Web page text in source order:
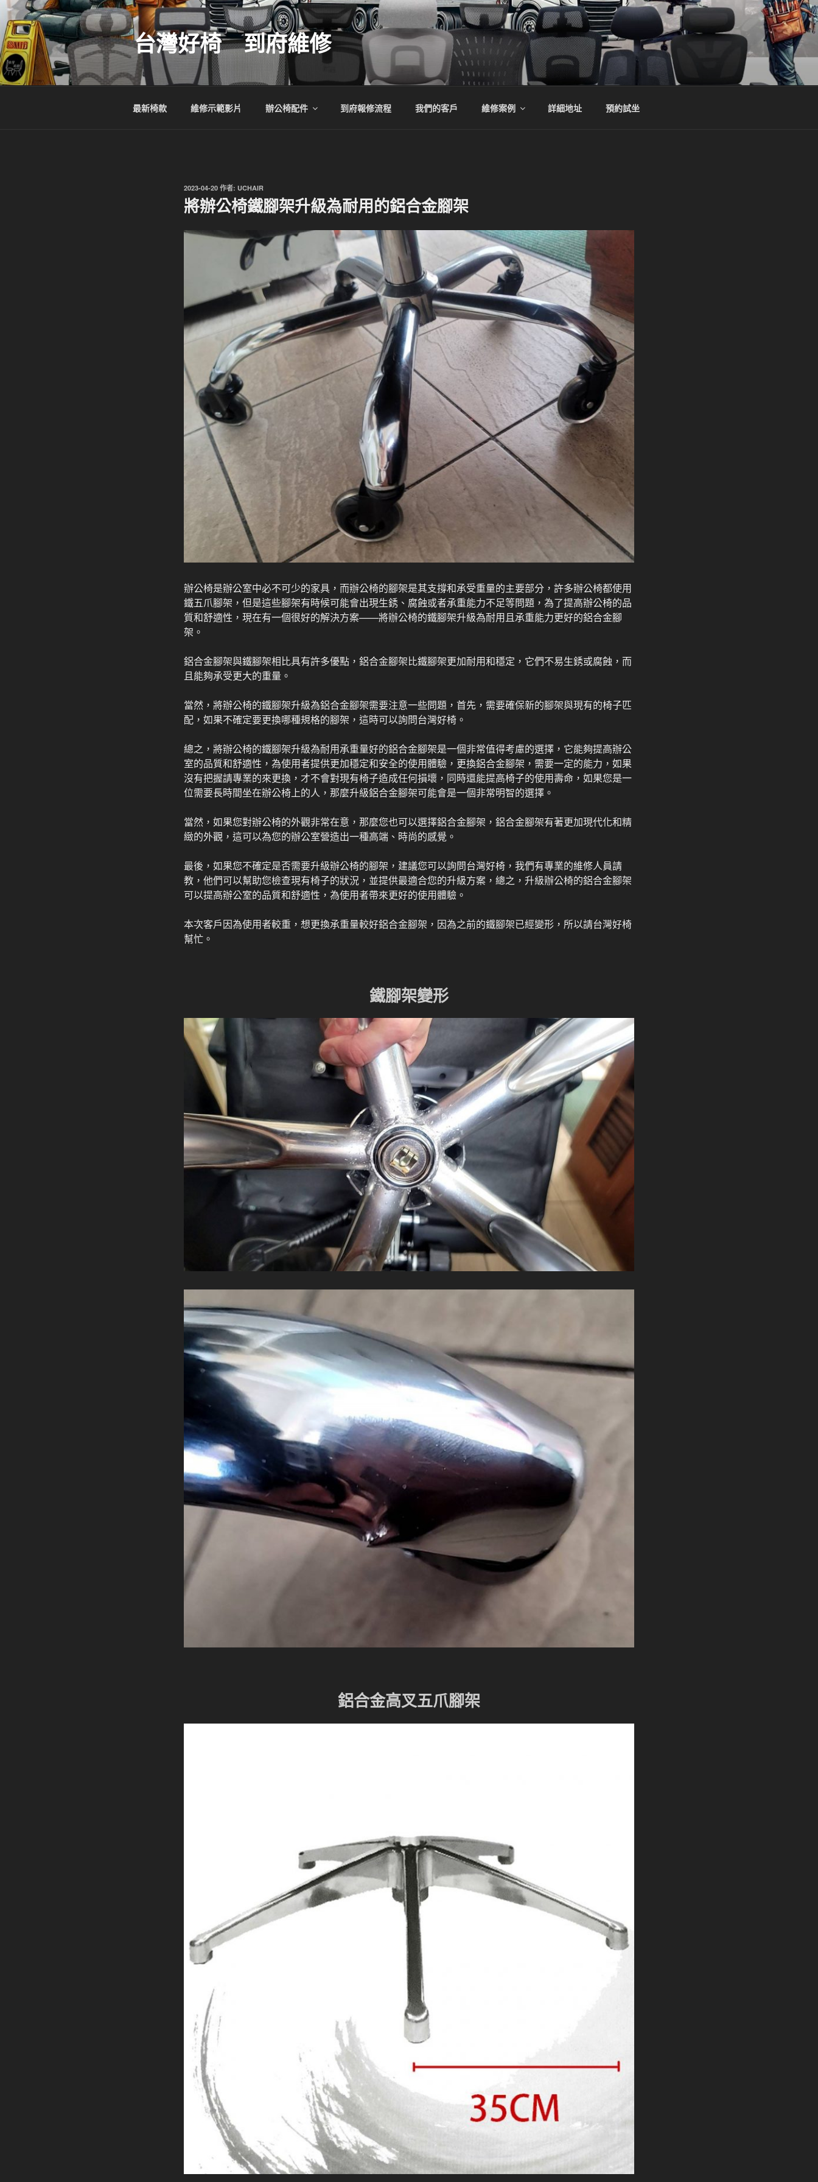
跳
至
主
要
內
容
台灣好椅 到府維修
最新椅款 維修示範影片 辦公椅配件 到府報修流程 我們的客戶 維修案例 詳細地址 預約試坐
發
佈
於
2023-04-20 作者: UCHAIR
將辦公椅鐵腳架升級為耐用的鋁合金腳架
辦公椅是辦公室中必不可少的家具，而辦公椅的腳架是其支撐和承受重量的主要部分，許多辦公椅都使用
鐵五爪腳架，但是這些腳架有時候可能會出現生銹、腐蝕或者承重能力不足等問題，為了提高辦公椅的品
質和舒適性，現在有一個很好的解決方案——將辦公椅的鐵腳架升級為耐用且承重能力更好的鋁合金腳
架。
鋁合金腳架與鐵腳架相比具有許多優點，鋁合金腳架比鐵腳架更加耐用和穩定，它們不易生銹或腐蝕，而
且能夠承受更大的重量。
當然，將辦公椅的鐵腳架升級為鋁合金腳架需要注意一些問題，首先，需要確保新的腳架與現有的椅子匹
配，如果不確定要更換哪種規格的腳架，這時可以詢問台灣好椅。
總之，將辦公椅的鐵腳架升級為耐用承重量好的鋁合金腳架是一個非常值得考慮的選擇，它能夠提高辦公
室的品質和舒適性，為使用者提供更加穩定和安全的使用體驗，更換鋁合金腳架，需要一定的能力，如果
沒有把握請專業的來更換，才不會對現有椅子造成任何損壞，同時還能提高椅子的使用壽命，如果您是一
位需要長時間坐在辦公椅上的人，那麼升級鋁合金腳架可能會是一個非常明智的選擇。
當然，如果您對辦公椅的外觀非常在意，那麼您也可以選擇鋁合金腳架，鋁合金腳架有著更加現代化和精
緻的外觀，這可以為您的辦公室營造出一種高端、時尚的感覺。
最後，如果您不確定是否需要升級辦公椅的腳架，建議您可以詢問台灣好椅，我們有專業的維修人員請
教，他們可以幫助您檢查現有椅子的狀況，並提供最適合您的升級方案，總之，升級辦公椅的鋁合金腳架
可以提高辦公室的品質和舒適性，為使用者帶來更好的使用體驗。
本次客戶因為使用者較重，想更換承重量較好鋁合金腳架，因為之前的鐵腳架已經變形，所以請台灣好椅
幫忙。
鐵腳架變形
鋁合金高叉五爪腳架